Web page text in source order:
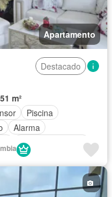
Apartamento
Destacado
m²
Piscina
Alarma
Cocina amoblada